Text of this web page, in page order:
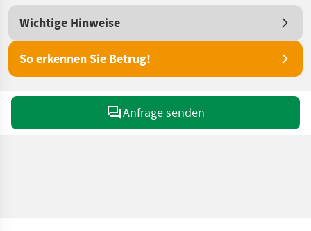
Wichtige Hinweise
So erkennen Sie Betrug!
Anfrage senden